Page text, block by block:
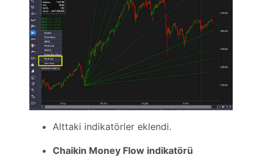
Alttaki indikatörler eklendi.
Chaikin Money Flow indikatörü